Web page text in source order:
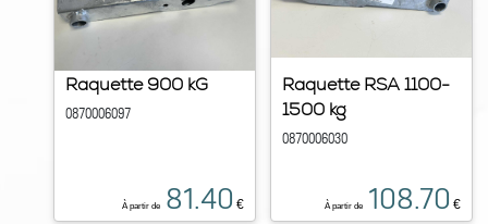
Raquette 900 kG
0870006097
À partir de 81.40 €
Raquette RSA 1100-
1500 kg
0870006030
À partir de 108.70 €